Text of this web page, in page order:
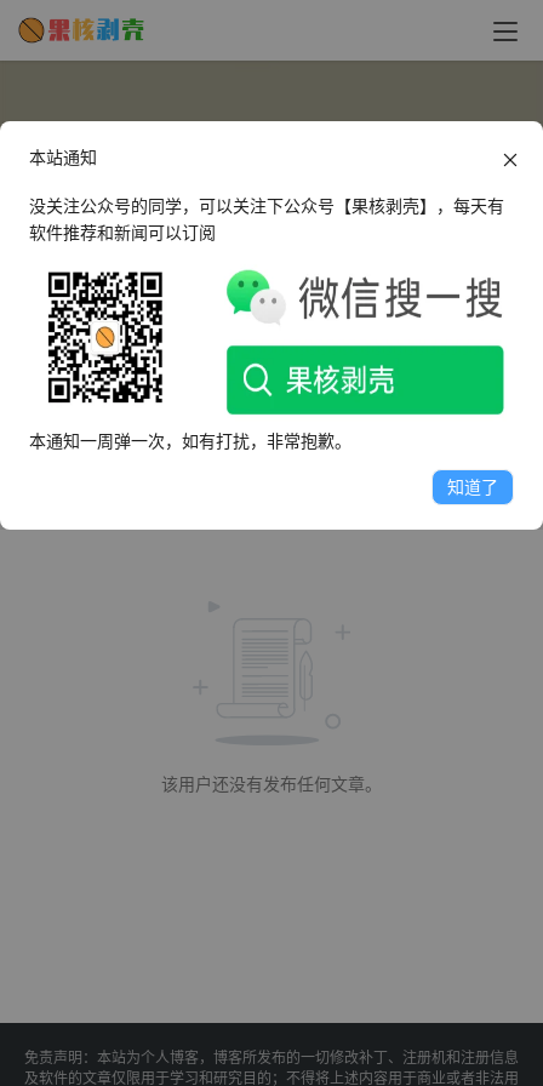
DY
这个人很懒，什么都没有留下～
该用户还没有发布任何文章。
免责声明：本站为个人博客，博客所发布的一切修改补丁、注册机和注册信息
及软件的文章仅限用于学习和研究目的；不得将上述内容用于商业或者非法用
本站通知
没关注公众号的同学，可以关注下公众号【果核剥壳】，每天有
软件推荐和新闻可以订阅
本通知一周弹一次，如有打扰，非常抱歉。
知道了